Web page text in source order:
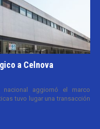
a Celnova
aggiornó el marco
tuvo lugar una transacción